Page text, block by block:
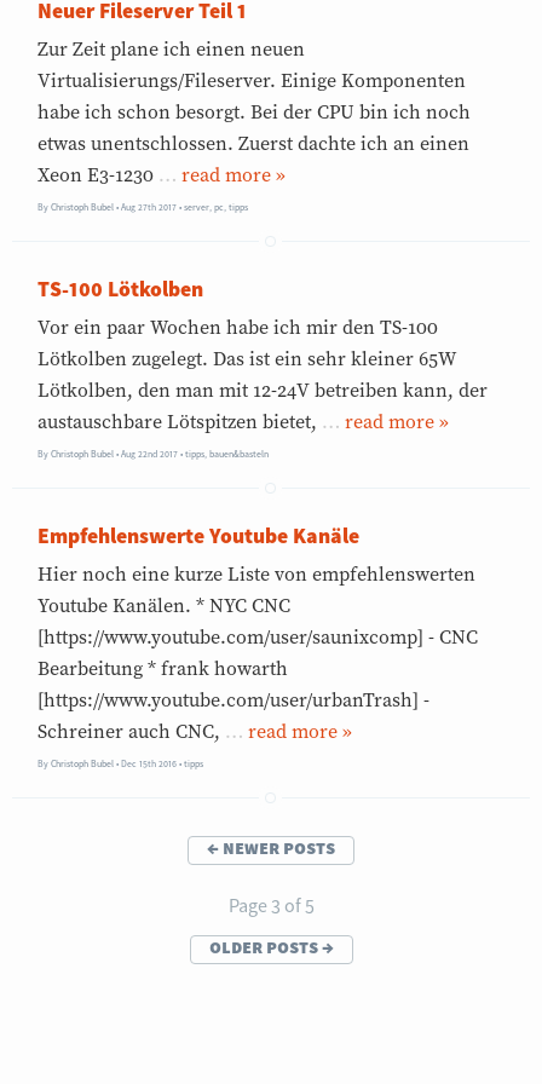
Neuer Fileserver Teil 1
Zur Zeit plane ich einen neuen
Virtualisierungs/Fileserver. Einige Komponenten
habe ich schon besorgt. Bei der CPU bin ich noch
etwas unentschlossen. Zuerst dachte ich an einen
Xeon E3-1230 … »
ByChristoph Bubel Aug 27th 2017 •server,pc,tipps
TS-100 Lötkolben
Vor ein paar Wochen habe ich mir den TS-100
Lötkolben zugelegt. Das ist ein sehr kleiner 65W
Lötkolben, den man mit 12-24V betreiben kann, der
austauschbare Lötspitzen bietet, … »
ByChristoph Bubel Aug 22nd 2017 •tipps,bauen&basteln
Empfehlenswerte Youtube Kanäle
Hier noch eine kurze Liste von empfehlenswerten
Youtube Kanälen. * NYC CNC
[https://www.youtube.com/user/saunixcomp] - CNC
Bearbeitung * frank howarth
[https://www.youtube.com/user/urbanTrash] -
Schreiner auch CNC, … »
ByChristoph Bubel Dec 15th 2016 •tipps
← newer posts
Page 3 of 5
older posts→